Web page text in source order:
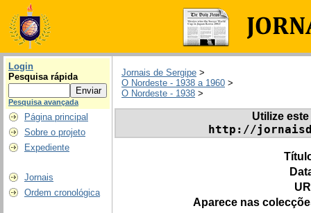
Login
Pesquisa rápida
Pesquisa avançada
Página principal
Sobre o projeto
Expediente
Jornais
Ordem cronológica
Jornais de Sergipe >
O Nordeste - 1938 a 1960 >
O Nordeste - 1938 >
Utilize
http://
Aparece nas